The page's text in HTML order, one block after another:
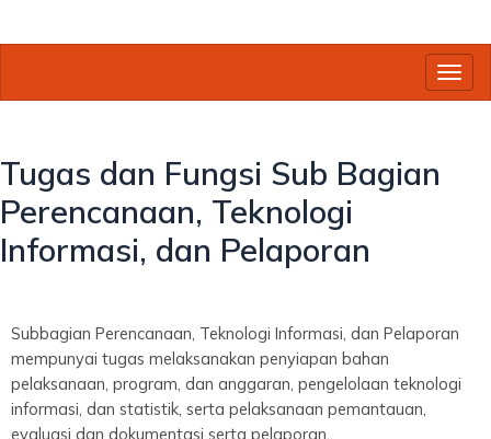
Tugas dan Fungsi Sub Bagian
Perencanaan, Teknologi
Informasi, dan Pelaporan
Subbagian Perencanaan, Teknologi Informasi, dan Pelaporan
mempunyai tugas melaksanakan penyiapan bahan
pelaksanaan, program, dan anggaran, pengelolaan teknologi
informasi, dan statistik, serta pelaksanaan pemantauan,
evaluasi dan dokumentasi serta pelaporan.